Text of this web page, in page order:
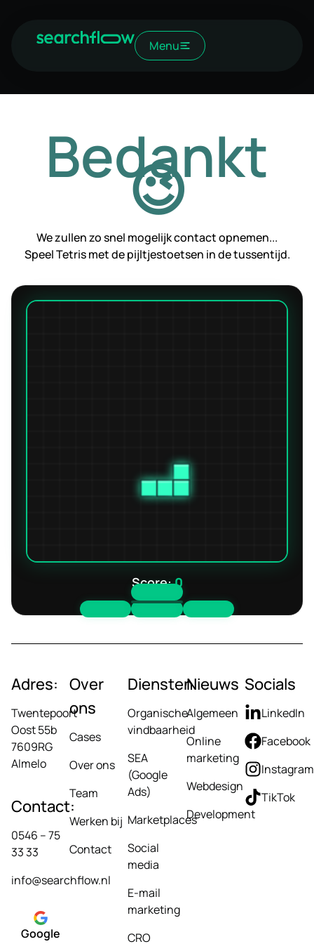
Menu
Bedankt
😉
We zullen zo snel mogelijk contact opnemen...
Speel Tetris met de pijltjestoetsen in de tussentijd.
Score:0
Adres:
Twentepoort
Oost 55b
7609RG
Almelo
Contact:
0546 – 75
33 33
info@searchflow.nl
Google
Over
ons
Cases
Over ons
Team
Werken bij
Contact
Diensten
Organische
vindbaarheid
SEA
(Google
Ads)
Marketplaces
Social
media
E-mail
marketing
CRO
Nieuws
Algemeen
Online
marketing
Webdesign
Development
Socials
LinkedIn
Facebook
Instagram
TikTok